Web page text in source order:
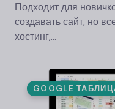
Подходит для
создавать сайт, но
хостинг,…
GOOGLE